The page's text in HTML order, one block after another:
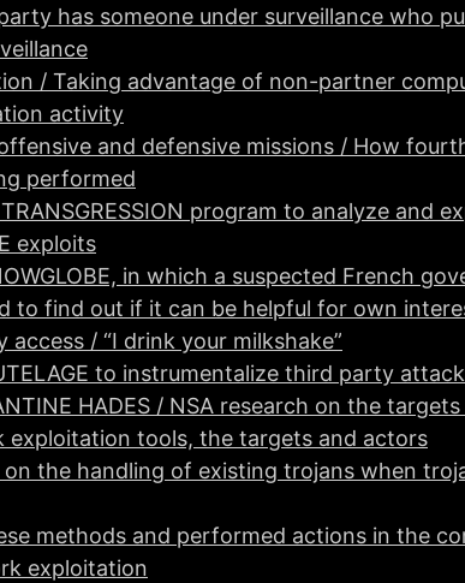
has someone under surveillance who
/ Taking advantage of non-partner
activity
and defensive missions / How
performed
program to analyze and
exploits
in which a suspected French
to find out if it can be helpful for own
/ “I drink your milkshake”
to instrumentalize third party
HADES / ΝSA research on the
exploitation tools, the targets and actors
on the handling of existing trojans when
methods and performed actions in the
exploitation